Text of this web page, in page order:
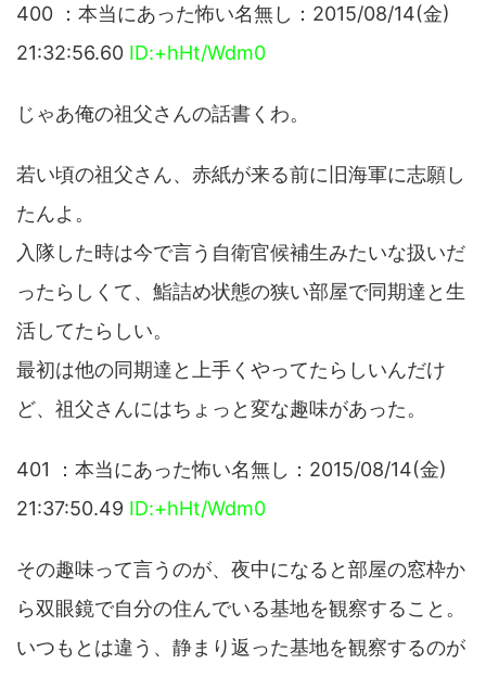
400 ：本当にあった怖い名無し：2015/08/14(金)
21:32:56.60 ID:+hHt/Wdm0
じゃあ俺の祖父さんの話書くわ。
若い頃の祖父さん、赤紙が来る前に旧海軍に志願し
たんよ。
入隊した時は今で言う自衛官候補生みたいな扱いだ
ったらしくて、鮨詰め状態の狭い部屋で同期達と生
活してたらしい。
最初は他の同期達と上手くやってたらしいんだけ
ど、祖父さんにはちょっと変な趣味があった。
401 ：本当にあった怖い名無し：2015/08/14(金)
21:37:50.49 ID:+hHt/Wdm0
その趣味って言うのが、夜中になると部屋の窓枠か
ら双眼鏡で自分の住んでいる基地を観察すること。
いつもとは違う、静まり返った基地を観察するのが